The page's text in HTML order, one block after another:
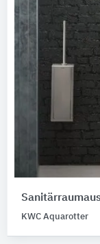
KWC Aquarotter